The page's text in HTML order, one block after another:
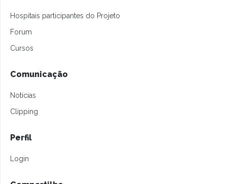
Hospitais participantes do Projeto
Forum
Cursos
Comunicação
Notícias
Clipping
Perfil
Login